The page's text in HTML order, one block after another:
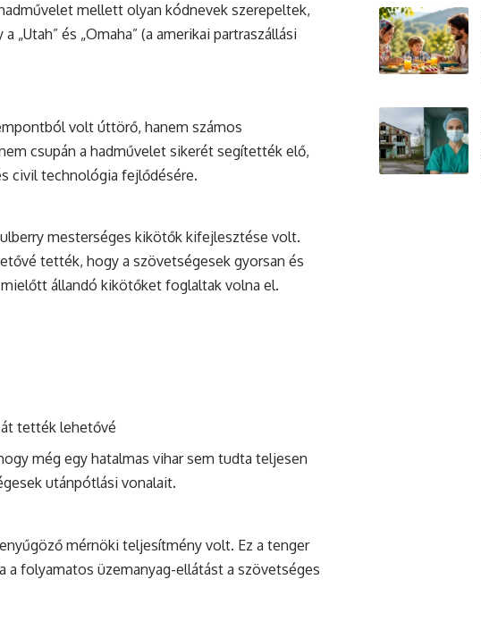
mellett olyan kódnevek szerepeltek,
„Utah” és „Omaha” (a amerikai partraszállási
volt úttörő, hanem számos
csupán a hadművelet sikerét segítették elő,
civil technológia fejlődésére.
mesterséges kikötők kifejlesztése volt.
tették, hogy a szövetségesek gyorsan és
állandó kikötőket foglaltak volna el.
tették lehetővé
még egy hatalmas vihar sem tudta teljesen
utánpótlási vonalait.
mérnöki teljesítmény volt. Ez a tenger
folyamatos üzemanyag-ellátást a szövetséges